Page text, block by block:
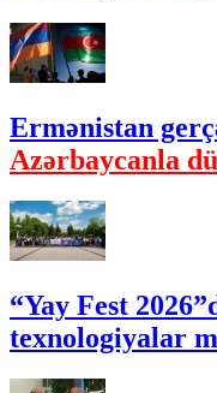
Ermənistan
Azərbaycanla
“Yay Fest
texnologiyalar